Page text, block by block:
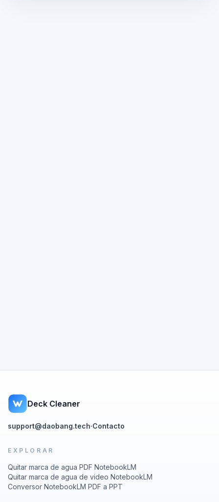
Deck Cleaner
support@daobang.tech·Contacto
EXPLORAR
Quitar marca de agua PDF NotebookLM
Quitar marca de agua de video NotebookLM
Conversor NotebookLM PDF a PPT